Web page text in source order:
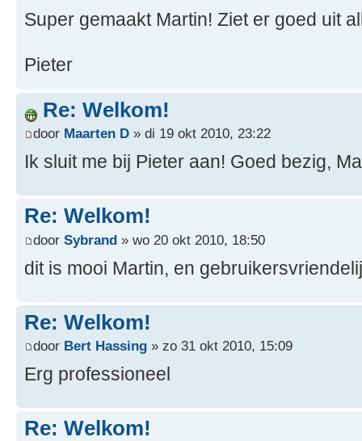
Super gemaakt Martin! Ziet er goed uit
Pieter
Re: Welkom!
door Maarten D » di 19 okt 2010, 23:22
Ik sluit me bij Pieter aan! Goed bezig,
Re: Welkom!
door Sybrand » wo 20 okt 2010, 18:50
dit is mooi Martin, en
Re: Welkom!
door Bert Hassing » zo 31 okt 2010, 15:09
Erg professioneel
Re: Welkom!